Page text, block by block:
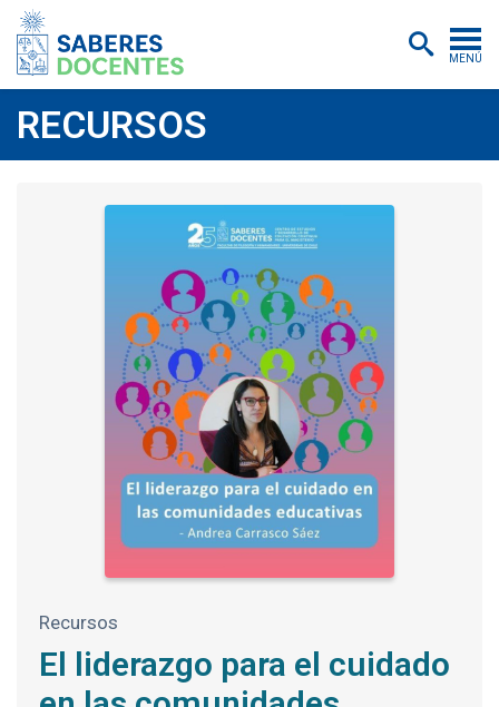
MENÚ
Postítulos y diplomados
Asistencias educativas
Investigación
Publicaciones
Quiénes somos
Inscripciones
Certificados digitales
Aulas virtuales
RECURSOS
Recursos
El liderazgo para el cuidado